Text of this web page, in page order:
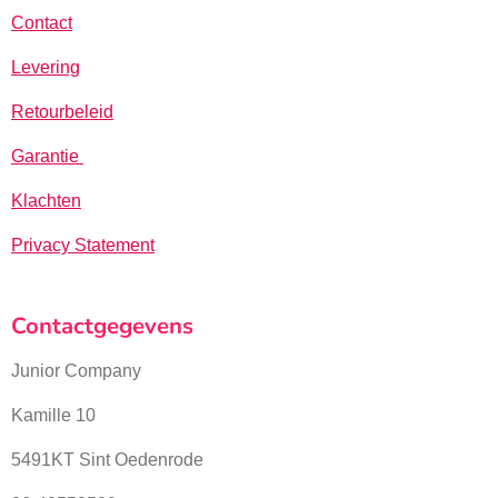
Contact
Levering
Retourbeleid
Garantie
Klachten
Privacy Statement
Contactgegevens
Junior Company
Kamille 10
5491KT Sint Oedenrode